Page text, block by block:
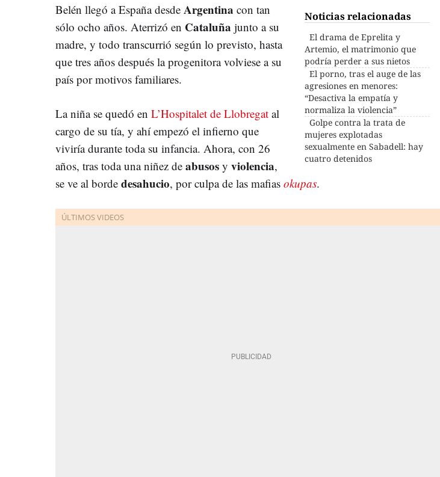
Noticias relacionadas
El drama de Eprelita y
Artemio, el matrimonio que
podría perder a sus nietos
El porno, tras el auge de las
agresiones en menores:
“Desactiva la empatía y
normaliza la violencia”
Golpe contra la trata de
mujeres explotadas
sexualmente en Sabadell: hay
cuatro detenidos
Belén llegó a España desde Argentina con tan
sólo ocho años. Aterrizó en Cataluña junto a su
madre, y todo transcurrió según lo previsto, hasta
que tres años después la progenitora volviese a su
país por motivos familiares.
La niña se quedó en L’Hospitalet de Llobregat al
cargo de su tía, y ahí empezó el infierno que
viviría durante toda su infancia. Ahora, con 26
años, tras toda una niñez de abusos y violencia,
se ve al borde desahucio, por culpa de las mafias okupas.